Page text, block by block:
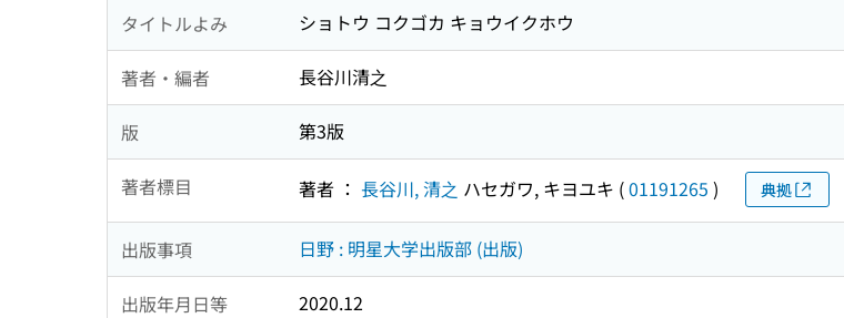
タイトルよみ ショトウ コクゴカ キョウイクホウ
著者・編者 長谷川清之
版 第3版
著者標目 著者 ： 長谷川, 清之 ハセガワ, キヨユキ (01191265 ) 典拠
出版事項 日野 : 明星大学出版部 (出版)
出版年月日等 2020.12